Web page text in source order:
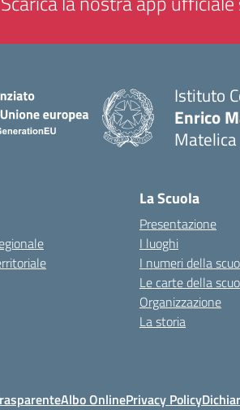
Istituto
Enrico
Matelica
La Scuola
Presentazione
I luoghi
I numeri della
Le carte della
Organizzazione
La storia
Albo OnlinePrivacy Policy